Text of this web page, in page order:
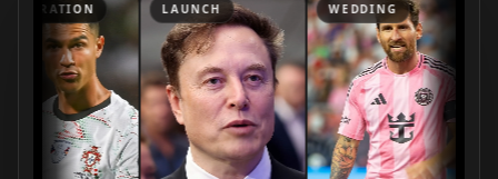
LAUNCH WEDDING